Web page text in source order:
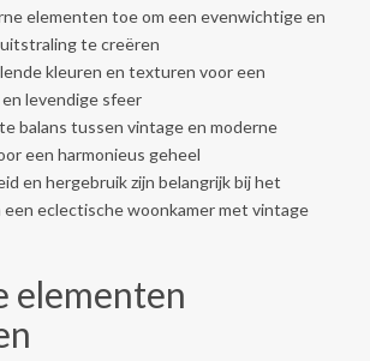
elementen toe om een evenwichtige en
te creëren
kleuren en texturen voor een
levendige sfeer
balans tussen vintage en moderne
een harmonieus geheel
en hergebruik zijn belangrijk bij het
een eclectische woonkamer met vintage
elementen